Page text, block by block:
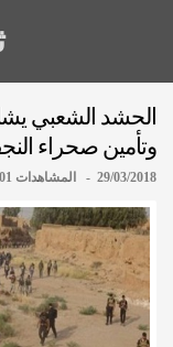
الحشد الشعبي
وتأمين صحراء
29/03/2018 - المشاهدات 1٬201